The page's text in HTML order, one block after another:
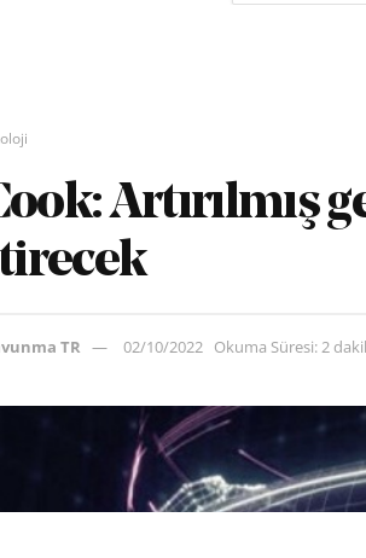
Artırılmış
TR 02/10/2022 Okuma Süresi: 2